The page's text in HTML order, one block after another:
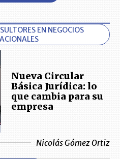
EN NEGOCIOS
Nueva Circular
Básica Jurídica: lo
que cambia para su
empresa
Nicolás Gómez Ortiz